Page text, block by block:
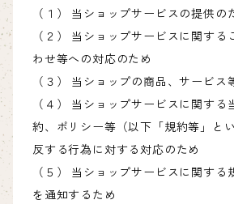
（１） 当ショップサービスの提供の
（２） 当ショップサービスに関する
わせ等への対応のため
（３） 当ショップの商品、サービス
（４） 当ショップサービスに関する
約、ポリシー等（以下「規約等」と
反する行為に対する対応のため
（５） 当ショップサービスに関する
を通知するため